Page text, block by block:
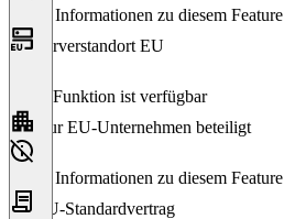
Keine Informationen zu diesem Feature
Serverstandort EU
Diese Funktion ist verfügbar
Nur EU-Unternehmen beteiligt
Keine Informationen zu diesem Feature
EU-Standardvertrag